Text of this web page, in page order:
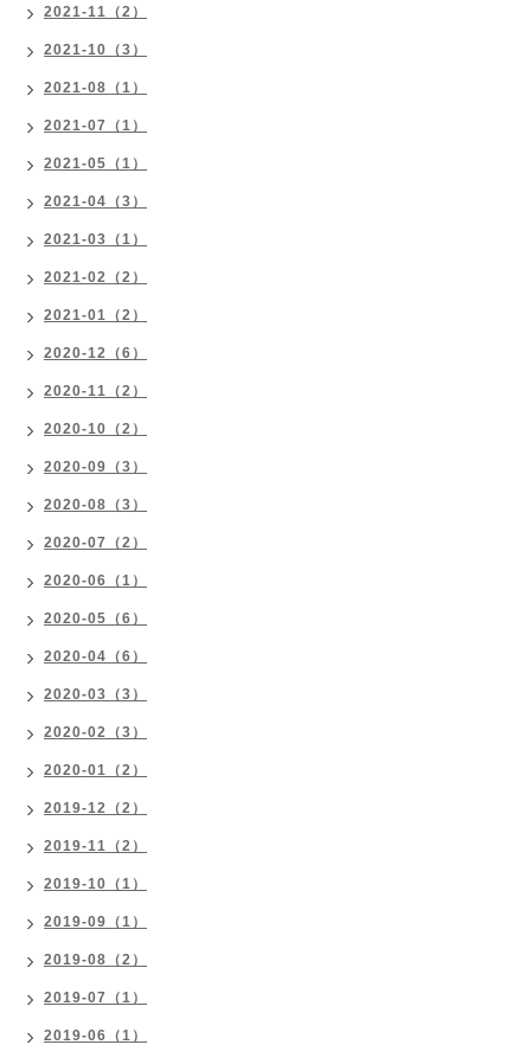
2021-11（2）
2021-10（3）
2021-08（1）
2021-07（1）
2021-05（1）
2021-04（3）
2021-03（1）
2021-02（2）
2021-01（2）
2020-12（6）
2020-11（2）
2020-10（2）
2020-09（3）
2020-08（3）
2020-07（2）
2020-06（1）
2020-05（6）
2020-04（6）
2020-03（3）
2020-02（3）
2020-01（2）
2019-12（2）
2019-11（2）
2019-10（1）
2019-09（1）
2019-08（2）
2019-07（1）
2019-06（1）